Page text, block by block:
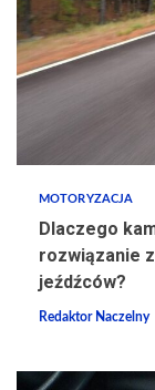
MOTORYZACJA
Dlaczego
rozwiązanie
jeźdźców?
Redaktor Naczelny